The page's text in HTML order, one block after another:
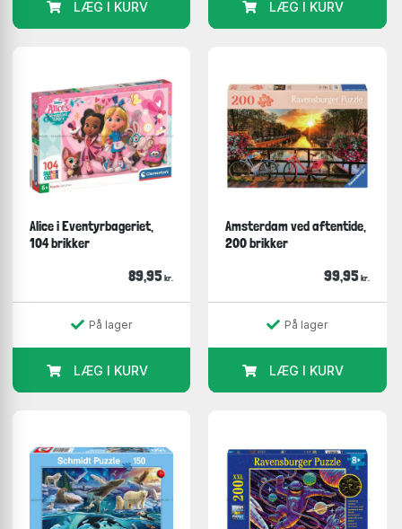
LÆG I KURV LÆG I KURV
Alice i Eventyrbageriet,
104 brikker
89,95 kr.
På lager
LÆG I KURV
Amsterdam ved aftentide,
200 brikker
99,95 kr.
På lager
LÆG I KURV